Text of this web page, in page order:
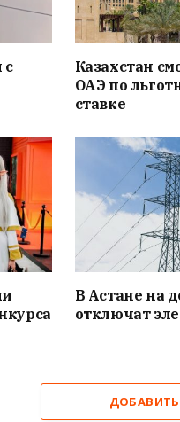
с
Казахстан
ОАЭ по
ставке
В Астане на
отключат